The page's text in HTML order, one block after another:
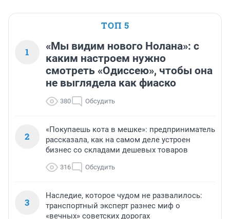
ТОП 5
1
«Мы видим нового Нолана»: с
каким настроем нужно
смотреть «Одиссею», чтобы она
не выглядела как фиаско
380 Обсудить
2
«Покупаешь кота в мешке»: предприниматель
рассказала, как на самом деле устроен
бизнес со складами дешевых товаров
316 Обсудить
3
Наследие, которое чудом не развалилось:
транспортный эксперт разнес миф о
«вечных» советских дорогах